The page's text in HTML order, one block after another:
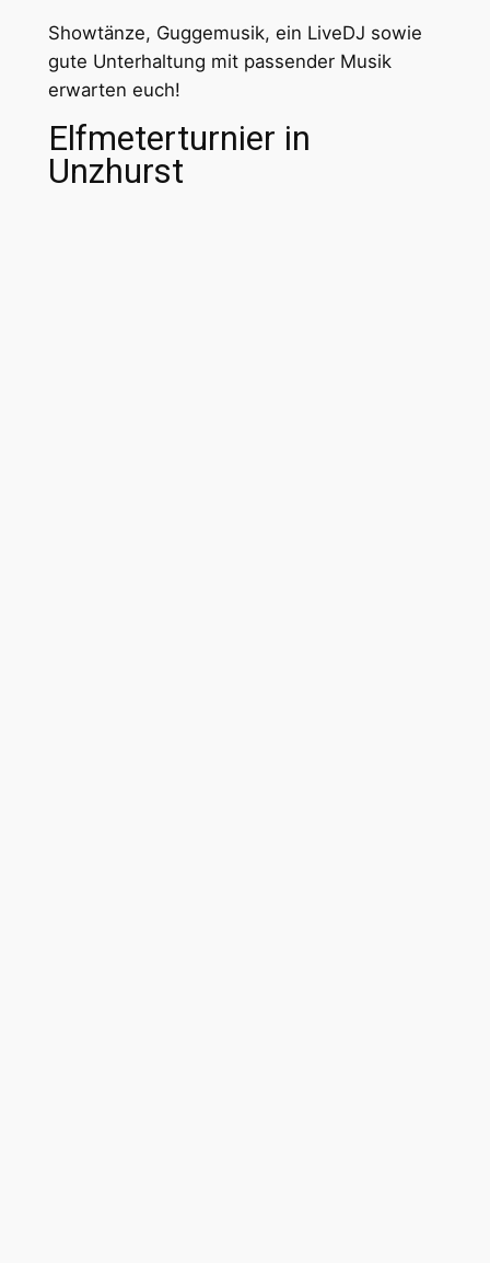
Showtänze, Guggemusik, ein LiveDJ sowie
gute Unterhaltung mit passender Musik
erwarten euch!
Elfmeterturnier in
Unzhurst